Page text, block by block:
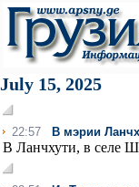
July 15, 2025
22:57 В мэрии
В Ланчхути, в селе